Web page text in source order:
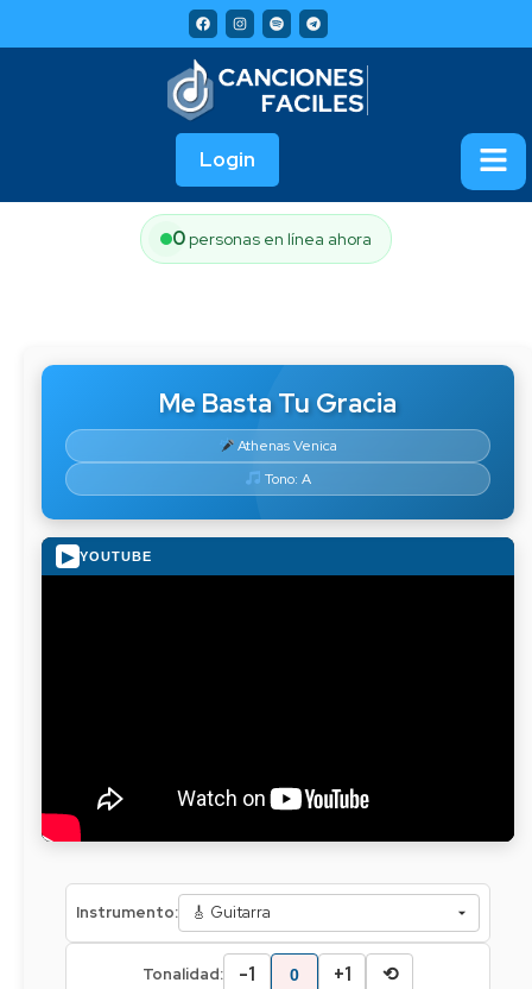
Login
0 personas en línea ahora
Me Basta Tu Gracia
Athenas Venica
Tono: A
▶ YOUTUBE
Instrumento:
Tonalidad: -1 0 +1 ⟲